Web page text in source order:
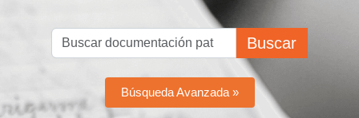
Buscar
Búsqueda Avanzada »